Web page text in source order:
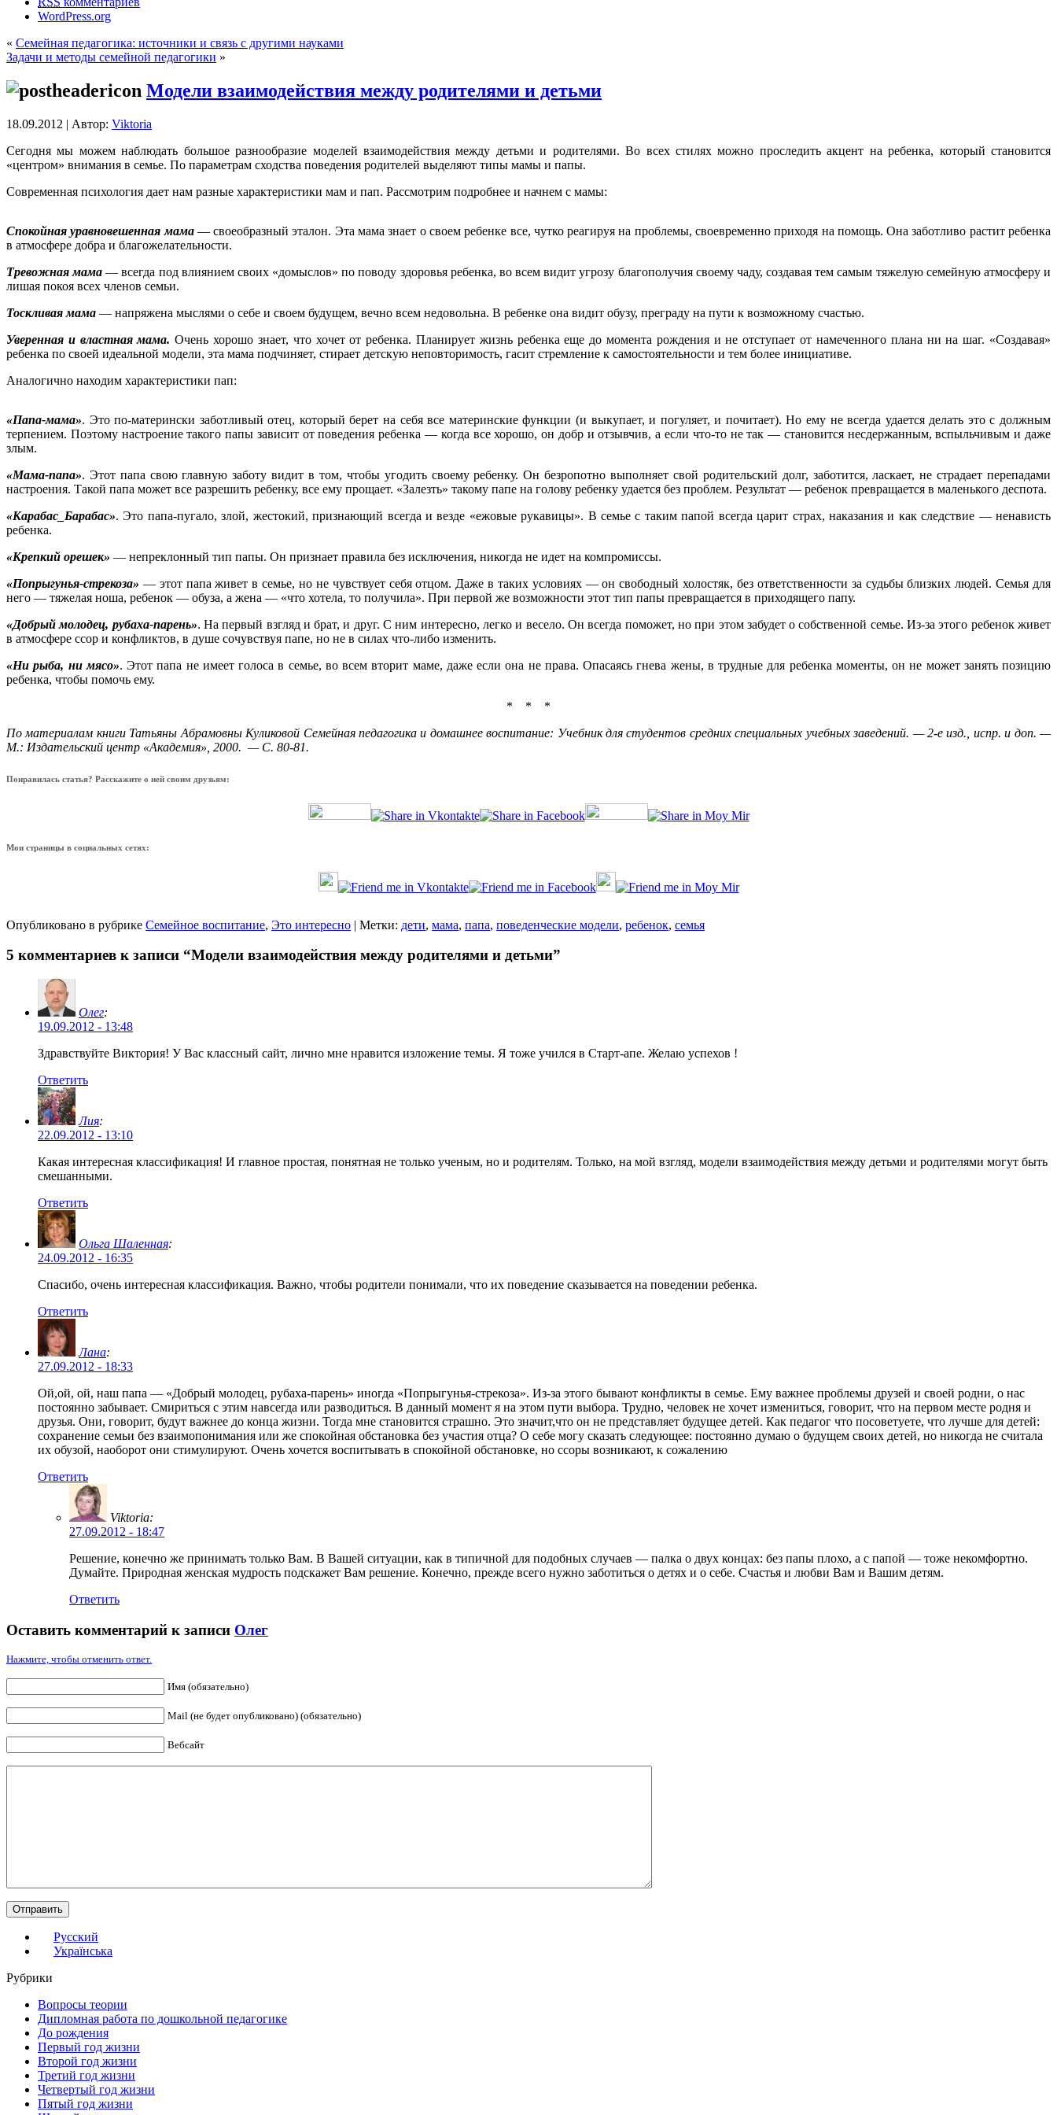
WordPress.org
« Семейная педагогика: источники и связь с другими науками
Задачи и методы семейной педагогики »
Модели взаимодействия между родителями и детьми
18.09.2012 | Автор: Viktoria
Сегодня мы можем наблюдать большое разнообразие моделей взаимодействия между детьми и родителями. Во всех стилях можно проследить акцент на ребенка, который становится
«центром» внимания в семье. По параметрам сходства поведения родителей выделяют типы мамы и папы.
Современная психология дает нам разные характеристики мам и пап. Рассмотрим подробнее и начнем с мамы:
Спокойная уравновешенная мама— своеобразный эталон. Эта мама знает о своем ребенке все, чутко реагируя на проблемы, своевременно приходя на помощь. Она заботливо растит ребенка
в атмосфере добра и благожелательности.
Тревожная мама — всегда под влиянием своих «домыслов» по поводу здоровья ребенка, во всем видит угрозу благополучия своему чаду, создавая тем самым тяжелую семейную атмосферу и
лишая покоя всех членов семьи.
Тоскливая мама — напряжена мыслями о себе и своем будущем, вечно всем недовольна. В ребенке она видит обузу, преграду на пути к возможному счастью.
Уверенная и властная мама. Очень хорошо знает, что хочет от ребенка. Планирует жизнь ребенка еще до момента рождения и не отступает от намеченного плана ни на шаг. «Создавая»
ребенка по своей идеальной модели, эта мама подчиняет, стирает детскую неповторимость, гасит стремление к самостоятельности и тем более инициативе.
Аналогично находим характеристики пап:
«Папа-мама». Это по-матерински заботливый отец, который берет на себя все материнские функции (и выкупает, и погуляет, и почитает). Но ему не всегда удается делать это с должным
терпением. Поэтому настроение такого папы зависит от поведения ребенка — когда все хорошо, он добр и отзывчив, а если что-то не так — становится несдержанным, вспыльчивым и даже
злым.
«Мама-папа». Этот папа свою главную заботу видит в том, чтобы угодить своему ребенку. Он безропотно выполняет свой родительский долг, заботится, ласкает, не страдает перепадами
настроения. Такой папа может все разрешить ребенку, все ему прощает. «Залезть» такому папе на голову ребенку удается без проблем. Результат — ребенок превращается в маленького деспота.
«Карабас_Барабас». Это папа-пугало, злой, жестокий, признающий всегда и везде «ежовые рукавицы». В семье с таким папой всегда царит страх, наказания и как следствие — ненависть
ребенка.
«Крепкий орешек» — непреклонный тип папы. Он признает правила без исключения, никогда не идет на компромиссы.
«Попрыгунья-стрекоза» — этот папа живет в семье, но не чувствует себя отцом. Даже в таких условиях — он свободный холостяк, без ответственности за судьбы близких людей. Семья для
него — тяжелая ноша, ребенок — обуза, а жена — «что хотела, то получила». При первой же возможности этот тип папы превращается в приходящего папу.
«Добрый молодец, рубаха-парень». На первый взгляд и брат, и друг. С ним интересно, легко и весело. Он всегда поможет, но при этом забудет о собственной семье. Из-за этого ребенок живет
в атмосфере ссор и конфликтов, в душе сочувствуя папе, но не в силах что-либо изменить.
«Ни рыба, ни мясо». Этот папа не имеет голоса в семье, во всем вторит маме, даже если она не права. Опасаясь гнева жены, в трудные для ребенка моменты, он не может занять позицию
ребенка, чтобы помочь ему.
* * *
По материалам книги Татьяны Абрамовны Куликовой Семейная педагогика и домашнее воспитание: Учебник для студентов средних специальных учебных заведений. — 2-е изд., испр. и доп. —
М.: Издательский центр «Академия», 2000. — С. 80-81.
Понравилась статья? Расскажите о ней своим друзьям:
Мои страницы в социальных сетях:
Опубликовано в рубрике Семейное воспитание, Это интересно | Метки: дети, мама, папа, поведенческие модели, ребенок, семья
5 комментариев к записи “Модели взаимодействия между родителями и детьми”
Олег:
19.09.2012 - 13:48
Здравствуйте Виктория! У Вас классный сайт, лично мне нравится изложение темы. Я тоже учился в Старт-апе. Желаю успехов !
Ответить
Лия:
22.09.2012 - 13:10
Какая интересная классификация! И главное простая, понятная не только ученым, но и родителям. Только, на мой взгляд, модели взаимодействия между детьми и родителями могут быть
смешанными.
Ответить
Ольга Шаленная:
24.09.2012 - 16:35
Спасибо, очень интересная классификация. Важно, чтобы родители понимали, что их поведение сказывается на поведении ребенка.
Ответить
Лана:
27.09.2012 - 18:33
Ой,ой, ой, наш папа — «Добрый молодец, рубаха-парень» иногда «Попрыгунья-стрекоза». Из-за этого бывают конфликты в семье. Ему важнее проблемы друзей и своей родни, о нас
постоянно забывает. Смириться с этим навсегда или разводиться. В данный момент я на этом пути выбора. Трудно, человек не хочет измениться, говорит, что на первом месте родня и
друзья. Они, говорит, будут важнее до конца жизни. Тогда мне становится страшно. Это значит,что он не представляет будущее детей. Как педагог что посоветуете, что лучше для детей:
сохранение семьи без взаимопонимания или же спокойная обстановка без участия отца? О себе могу сказать следующее: постоянно думаю о будущем своих детей, но никогда не считала
их обузой, наоборот они стимулируют. Очень хочется воспитывать в спокойной обстановке, но ссоры возникают, к сожалению
Ответить
Viktoria:
27.09.2012 - 18:47
Решение, конечно же принимать только Вам. В Вашей ситуации, как в типичной для подобных случаев — палка о двух концах: без папы плохо, а с папой — тоже некомфортно.
Думайте. Природная женская мудрость подскажет Вам решение. Конечно, прежде всего нужно заботиться о детях и о себе. Счастья и любви Вам и Вашим детям.
Ответить
Оставить комментарий к записи Олег
Нажмите, чтобы отменить ответ.
Имя (обязательно)
Mail (не будет опубликовано) (обязательно)
Вебсайт
Русский
Українська
Рубрики
Вопросы теории
Дипломная работа по дошкольной педагогике
До рождения
Первый год жизни
Второй год жизни
Третий год жизни
Четвертый год жизни
Пятый год жизни